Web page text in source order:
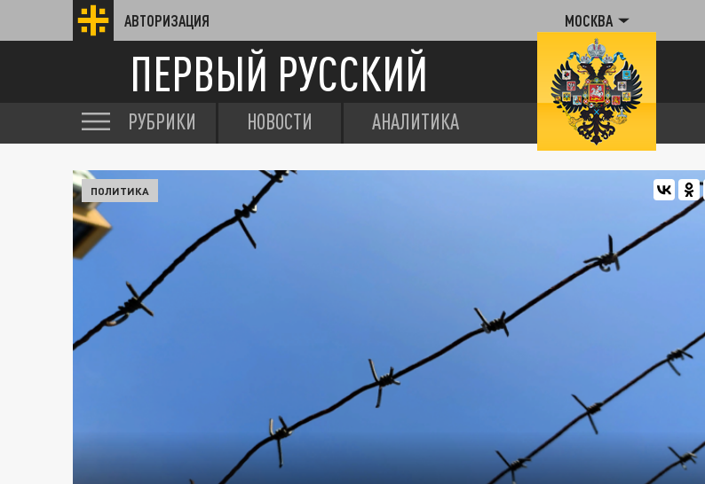
АВТОРИЗАЦИЯ МОСКВА
ПЕРВЫЙ РУССКИЙ
РУБРИКИ НОВОСТИ АНАЛИТИКА
ПОЛИТИКА